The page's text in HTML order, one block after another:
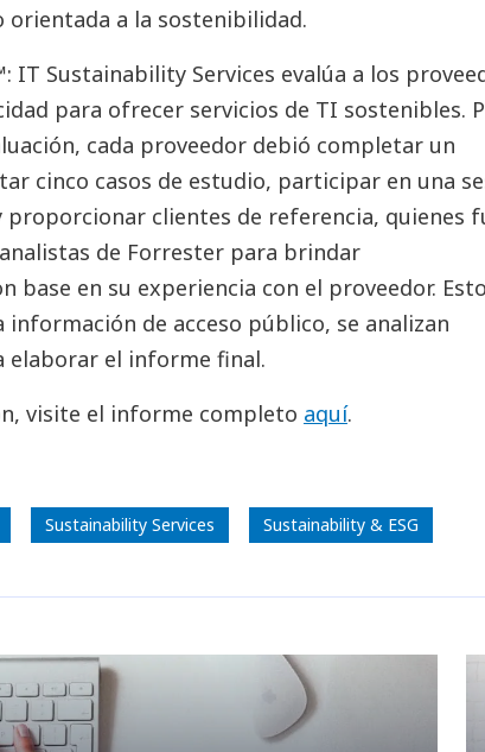
a la sostenibilidad.
IT Sustainability Services evalúa a los
para ofrecer servicios de TI sostenibles.
cada proveedor debió completar un
cinco casos de estudio, participar en una
proporcionar clientes de referencia, quienes
de Forrester para brindar
base en su experiencia con el proveedor.
de acceso público, se analizan
el informe final.
visite el informe completo aquí.
Sustainability Services Sustainability & ESG